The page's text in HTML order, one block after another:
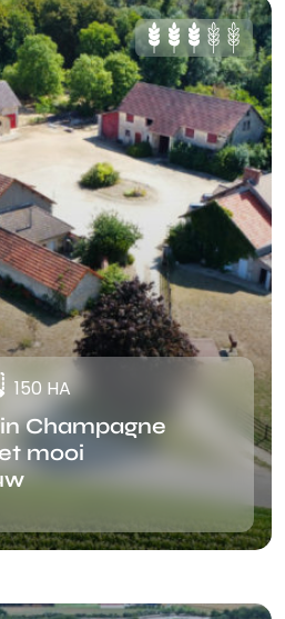
150 HA
Champagne
mooi